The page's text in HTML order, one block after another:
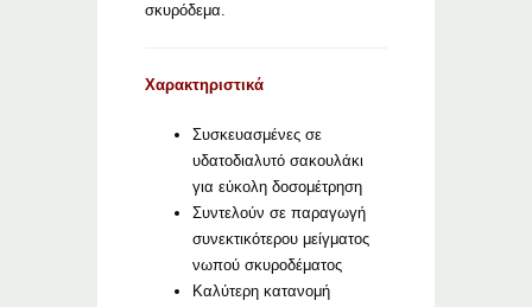
σκυρόδεμα.
Χαρακτηριστικά
Συσκευασμένες σε
υδατοδιαλυτό σακουλάκι
για εύκολη δοσομέτρηση
Συντελούν σε παραγωγή
συνεκτικότερου μείγματος
νωπού σκυροδέματος
Καλύτερη κατανομή